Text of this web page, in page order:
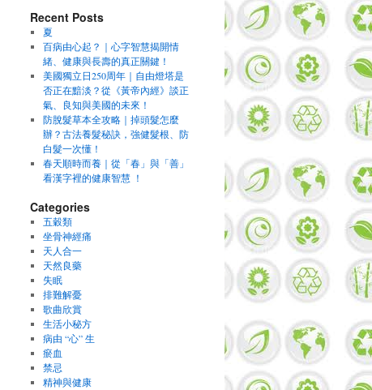
Recent Posts
夏
百病由心起？｜心字智慧揭開情
緒、健康與長壽的真正關鍵！
美國獨立日250周年｜自由燈塔是
否正在黯淡？從《黃帝內經》談正
氣、良知與美國的未來！
防脫髮草本全攻略｜掉頭髮怎麼
辦？古法養髮秘訣，強健髮根、防
白髮一次懂！
春天順時而養｜從「春」與「善」
看漢字裡的健康智慧 ！
Categories
五穀類
坐骨神經痛
天人合一
天然良藥
失眠
排難解憂
歌曲欣賞
生活小秘方
病由 “心” 生
瘀血
禁忌
精神與健康